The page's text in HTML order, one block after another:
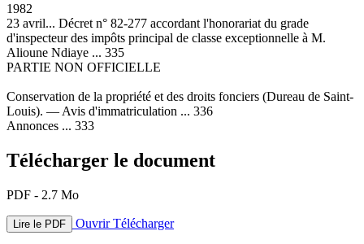
1982
23 avril... Décret n° 82-277 accordant l'honorariat du grade
d'inspecteur des impôts principal de classe exceptionnelle à M.
Alioune Ndiaye ... 335
PARTIE NON OFFICIELLE
Conservation de la propriété et des droits fonciers (Dureau de Saint-
Louis). — Avis d'immatriculation ... 336
Annonces ... 333
Télécharger le document
PDF - 2.7 Mo
Lire le PDF OuvrirTélécharger